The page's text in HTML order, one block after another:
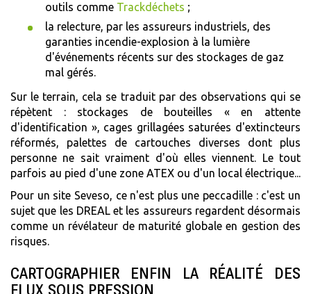
outils comme Trackdéchets ;
la relecture, par les assureurs industriels, des
garanties incendie-explosion à la lumière
d'événements récents sur des stockages de gaz
mal gérés.
Sur le terrain, cela se traduit par des observations qui se
répètent : stockages de bouteilles « en attente
d'identification », cages grillagées saturées d'extincteurs
réformés, palettes de cartouches diverses dont plus
personne ne sait vraiment d'où elles viennent. Le tout
parfois au pied d'une zone ATEX ou d'un local électrique...
Pour un site Seveso, ce n'est plus une peccadille : c'est un
sujet que les DREAL et les assureurs regardent désormais
comme un révélateur de maturité globale en gestion des
risques.
CARTOGRAPHIER ENFIN LA RÉALITÉ DES
FLUX SOUS PRESSION